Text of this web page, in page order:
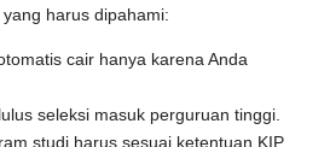
harus dipahami:
cair hanya karena Anda
seleksi masuk perguruan tinggi.
studi harus sesuai ketentuan KIP